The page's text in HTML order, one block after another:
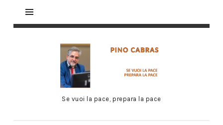
Se vuoi la pace, prepara la pace